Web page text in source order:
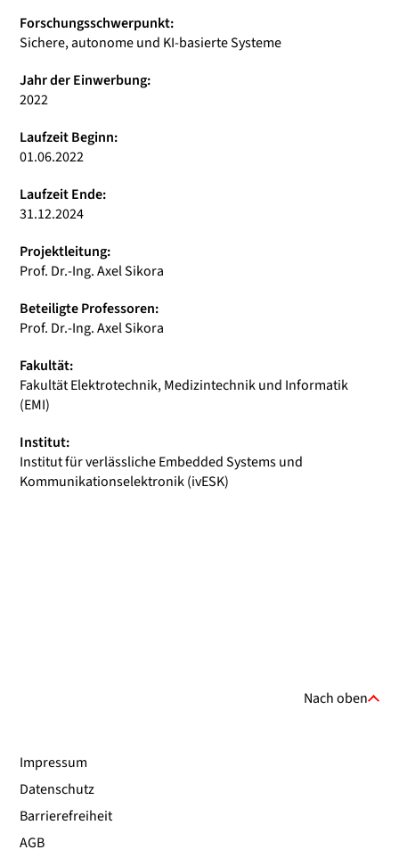
Forschungsschwerpunkt:
Sichere, autonome und KI-basierte Systeme
Jahr der Einwerbung:
2022
Laufzeit Beginn:
01.06.2022
Laufzeit Ende:
31.12.2024
Projektleitung:
Prof. Dr.-Ing. Axel Sikora
Beteiligte Professoren:
Prof. Dr.-Ing. Axel Sikora
Fakultät:
Fakultät Elektrotechnik, Medizintechnik und Informatik
(EMI)
Institut:
Institut für verlässliche Embedded Systems und
Kommunikationselektronik (ivESK)
Nach oben
Impressum
Datenschutz
Barrierefreiheit
AGB